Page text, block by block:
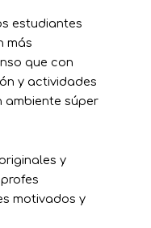
estudiantes
más
que con
y actividades
ambiente súper
y
motivados y